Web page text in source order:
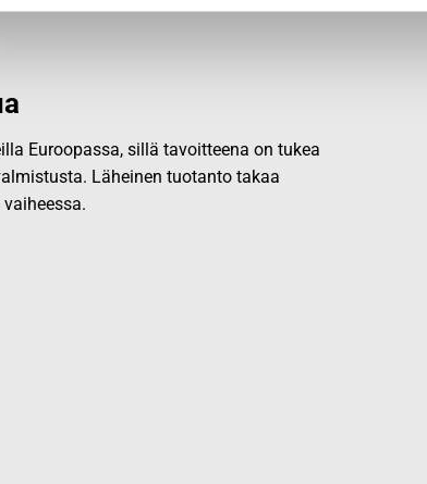
Euroopassa, sillä tavoitteena on tukea
Läheinen tuotanto takaa